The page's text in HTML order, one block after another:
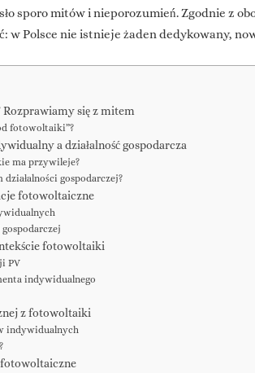
sporo mitów i nieporozumień. Zgodnie z
w Polsce nie istnieje żaden dedykowany,
się z mitem
fotowoltaiki”?
a działalność gospodarcza
ma przywileje?
gospodarczej?
fotowoltaiczne
fotowoltaiki
PV
indywidualnego
z fotowoltaiki
indywidualnych